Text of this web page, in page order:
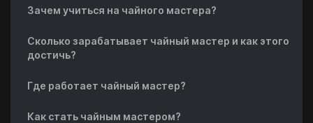
Зачем учиться на чайного мастера?
Сколько зарабатывает чайный мастер и как этого
достичь?
Где работает чайный мастер?
Как стать чайным мастером?